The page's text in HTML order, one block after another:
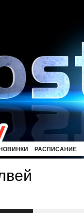
НОВИНКИ РАСПИСАНИЕ